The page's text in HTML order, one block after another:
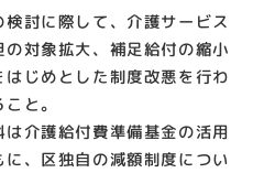
討に際して、介護サービス
対象拡大、補足給付の縮小
じめとした制度改悪を行わ
と。
介護給付費準備基金の活用
、区独自の減額制度につい